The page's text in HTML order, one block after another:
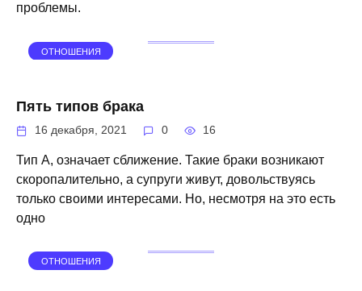
проблемы.
ОТНОШЕНИЯ
Пять типов брака
16 декабря, 2021 0 16
Тип А, означает сближение. Такие браки возникают
скоропалительно, а супруги живут, довольствуясь
только своими интересами. Но, несмотря на это есть
одно
ОТНОШЕНИЯ